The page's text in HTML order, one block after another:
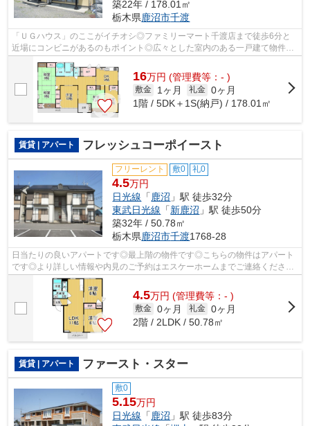
築22年 / 178.01㎡
栃木県鹿沼市千渡
「ＵＧハウス」のここがイチオシ◎ファミリーマート千渡店まで徒歩6分と
近場にコンビニがあるのもポイント◎広々とした室内のある一戸建て物件は
こちらです◎陽当たりの良い物件です◎日光...
16万円 (管理費等：- )
敷金 1ヶ月 礼金 0ヶ月
1階 / 5DK＋1S(納戸) / 178.01㎡
賃貸 | アパート フレッシュコーポイースト
フリーレント 敷0 礼0
4.5万円
日光線 「 鹿沼 」駅 徒歩32分
東武日光線 「新鹿沼 」駅 徒歩50分
築32年 / 50.78㎡
栃木県鹿沼市千渡1768-28
日当たりの良いアパートです◎最上階の物件です◎こちらの物件はアパート
です◎より詳しい情報や内見のご予約はエスケーホームまでご連絡ください
◎鹿沼市を中心に不動産情報を数多くご紹...
4.5万円 (管理費等：- )
敷金 0ヶ月 礼金 0ヶ月
2階 / 2LDK / 50.78㎡
賃貸 | アパート ファースト・スター
敷0
5.15万円
日光線 「 鹿沼 」駅 徒歩83分